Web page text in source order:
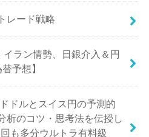
レード戦略
イラン情勢、日銀介入＆円
予想】
ドルとスイス円の予測的
析のコツ・思考法を伝授し
も多分ウルトラ有料級